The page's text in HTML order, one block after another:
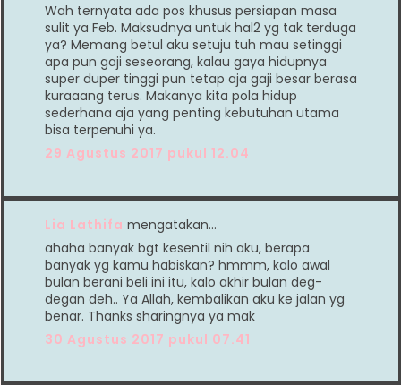
Wah ternyata ada pos khusus persiapan masa
sulit ya Feb. Maksudnya untuk hal2 yg tak terduga
ya? Memang betul aku setuju tuh mau setinggi
apa pun gaji seseorang, kalau gaya hidupnya
super duper tinggi pun tetap aja gaji besar berasa
kuraaang terus. Makanya kita pola hidup
sederhana aja yang penting kebutuhan utama
bisa terpenuhi ya.
29 Agustus 2017 pukul 12.04
Lia Lathifa mengatakan…
ahaha banyak bgt kesentil nih aku, berapa
banyak yg kamu habiskan? hmmm, kalo awal
bulan berani beli ini itu, kalo akhir bulan deg-
degan deh.. Ya Allah, kembalikan aku ke jalan yg
benar. Thanks sharingnya ya mak
30 Agustus 2017 pukul 07.41